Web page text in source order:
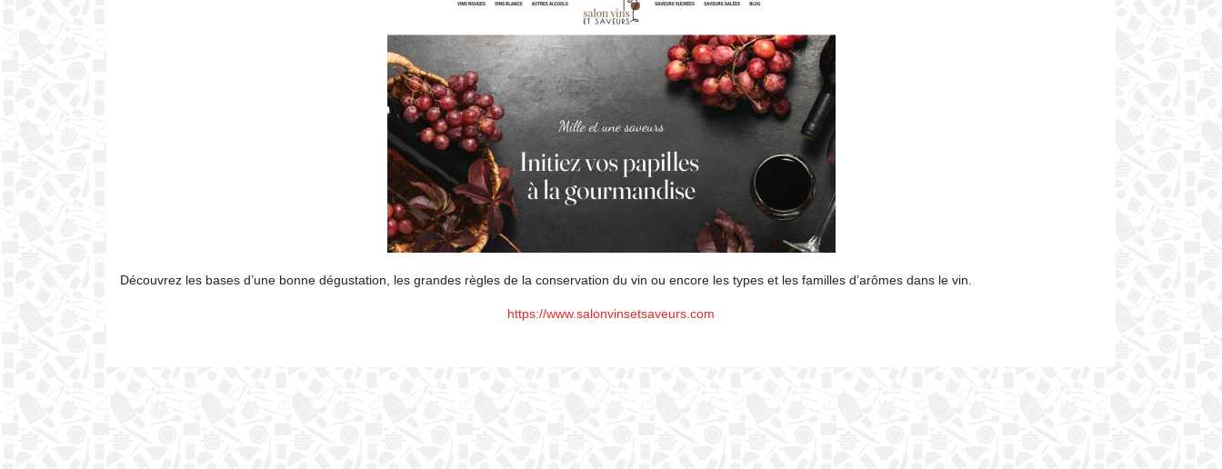
Découvrez les bases d’une bonne dégustation, les grandes règles de la conservation du vin ou encore les types et les familles d’arômes dans le vin.
https://www.salonvinsetsaveurs.com